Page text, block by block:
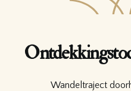
Wandeltraject